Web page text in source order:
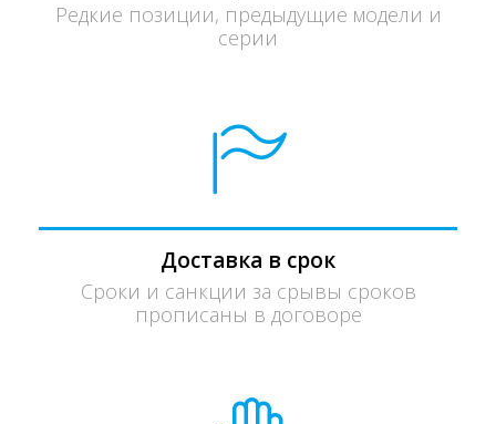
Редкие позиции, предыдущие модели и
серии
Доставка в срок
Сроки и санкции за срывы сроков
прописаны в договоре